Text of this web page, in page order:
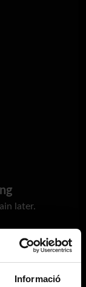
Informació
later.